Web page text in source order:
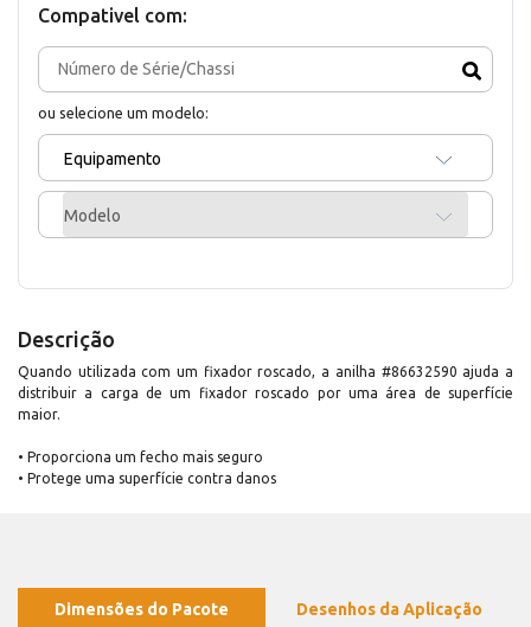
Compativel com:
ou selecione um modelo:
Equipamento
Modelo
Descrição
Quando utilizada com um fixador roscado, a anilha #86632590 ajuda a
distribuir a carga de um fixador roscado por uma área de superfície
maior.
• Proporciona um fecho mais seguro
• Protege uma superfície contra danos
Dimensões do Pacote Desenhos da Aplicação